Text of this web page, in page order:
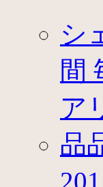
シ
間
ア
品